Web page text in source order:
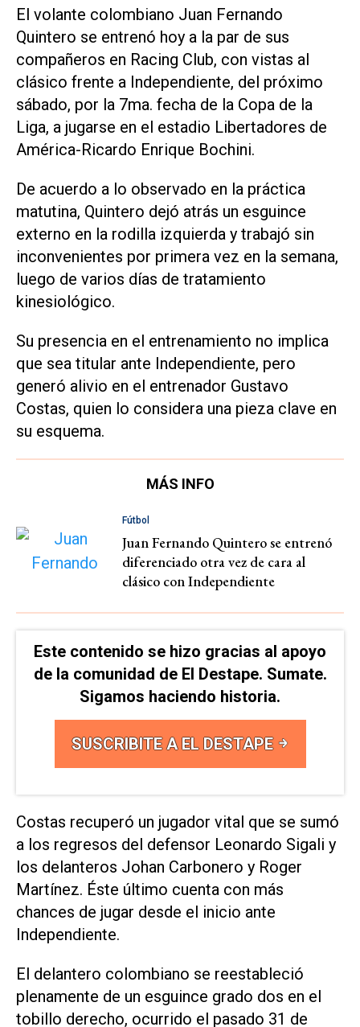
El volante colombiano Juan Fernando
Quintero se entrenó hoy a la par de sus
compañeros en Racing Club, con vistas al
clásico frente a Independiente, del próximo
sábado, por la 7ma. fecha de la Copa de la
Liga, a jugarse en el estadio Libertadores de
América-Ricardo Enrique Bochini.
De acuerdo a lo observado en la práctica
matutina, Quintero dejó atrás un esguince
externo en la rodilla izquierda y trabajó sin
inconvenientes por primera vez en la semana,
luego de varios días de tratamiento
kinesiológico.
Su presencia en el entrenamiento no implica
que sea titular ante Independiente, pero
generó alivio en el entrenador Gustavo
Costas, quien lo considera una pieza clave en
su esquema.
MÁS INFO
Fútbol
Juan Fernando Quintero se entrenó
diferenciado otra vez de cara al
clásico con Independiente
Este contenido se hizo gracias al apoyo
de la comunidad de El Destape. Sumate.
Sigamos haciendo historia.
SUSCRIBITE A EL DESTAPE
Costas recuperó un jugador vital que se sumó
a los regresos del defensor Leonardo Sigali y
los delanteros Johan Carbonero y Roger
Martínez. Éste último cuenta con más
chances de jugar desde el inicio ante
Independiente.
El delantero colombiano se reestableció
plenamente de un esguince grado dos en el
tobillo derecho, ocurrido el pasado 31 de